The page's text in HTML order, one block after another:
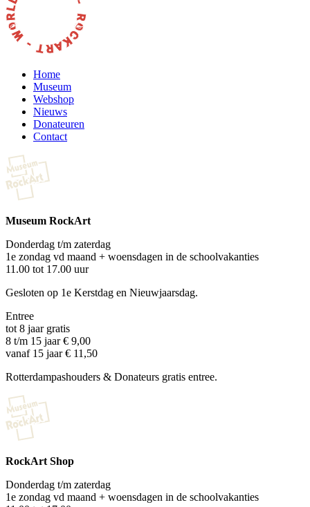
Home
Museum
Webshop
Nieuws
Donateuren
Contact
Museum RockArt
Donderdag t/m zaterdag
1e zondag vd maand + woensdagen in de schoolvakanties
11.00 tot 17.00 uur
Gesloten op 1e Kerstdag en Nieuwjaarsdag.
Entree
tot 8 jaar gratis
8 t/m 15 jaar € 9,00
vanaf 15 jaar € 11,50
Rotterdampashouders & Donateurs gratis entree.
RockArt Shop
Donderdag t/m zaterdag
1e zondag vd maand + woensdagen in de schoolvakanties